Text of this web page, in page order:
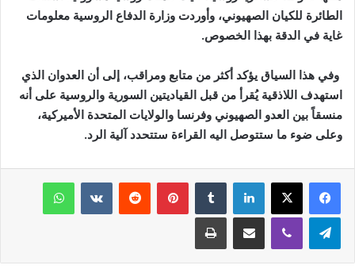
الطائرة للكيان الصهيوني، وأوردت وزارة الدفاع الروسية معلومات
غاية في الدقة بهذا الخصوص.
وفي هذا السياق يؤكد أكثر من متابع ومراقب، إلى أن العدوان الذي
استهدف اللاذقية يُقرأ من قبل القياديتين السورية والروسية على أنه
منسقاً بين العدو الصهيوني وفرنسا والولايات المتحدة الأميركية،
وعلى ضوء ما ستتوصل اليه القراءة ستتحدد آلية الرد.
فيسبوك لينكدإن بينتيريست